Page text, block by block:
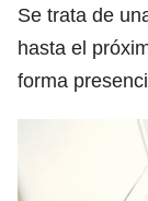
Se trata de
hasta el
forma